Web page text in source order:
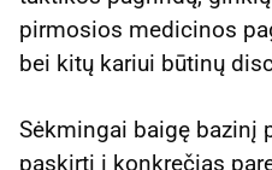
pirmosios medicinos
bei kitų kariui būtinų
Sėkmingai baigę bazinį
paskirti į konkrečias